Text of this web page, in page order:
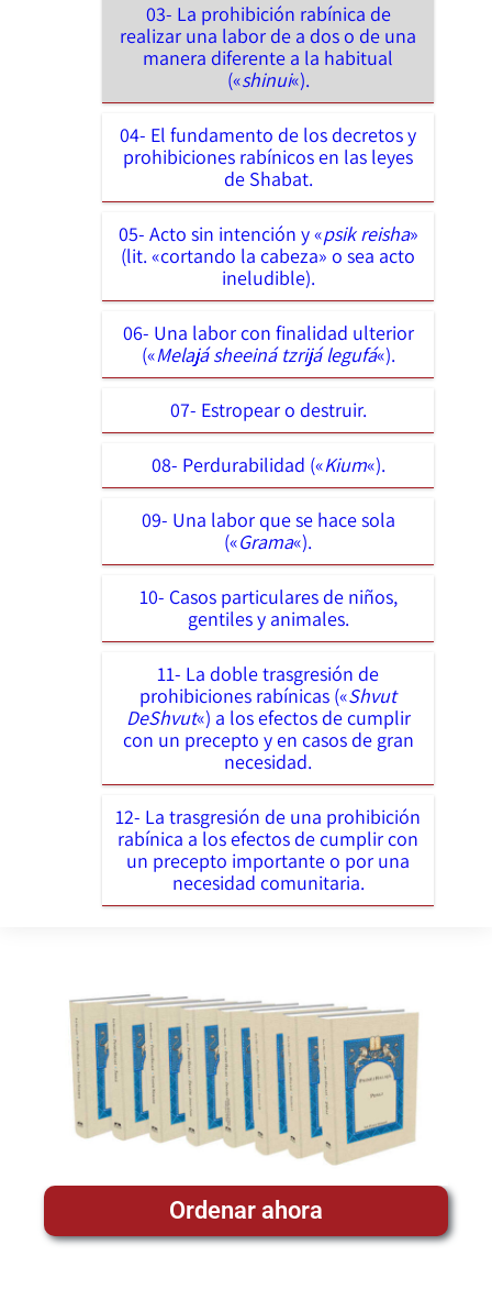
03- La prohibición rabínica de
realizar una labor de a dos o de una
manera diferente a la habitual
(«shinui«).
04- El fundamento de los decretos y
prohibiciones rabínicos en las leyes
de Shabat.
05- Acto sin intención y «psik reisha»
(lit. «cortando la cabeza» o sea acto
ineludible).
06- Una labor con finalidad ulterior
(«Melajá sheeiná tzrijá legufá«).
07- Estropear o destruir.
08- Perdurabilidad («Kium«).
09- Una labor que se hace sola
(«Grama«).
10- Casos particulares de niños,
gentiles y animales.
11- La doble trasgresión de
prohibiciones rabínicas («Shvut
DeShvut«) a los efectos de cumplir
con un precepto y en casos de gran
necesidad.
12- La trasgresión de una prohibición
rabínica a los efectos de cumplir con
un precepto importante o por una
necesidad comunitaria.
Ordenar ahora